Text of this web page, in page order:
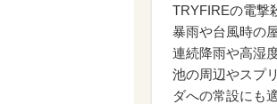
TRYFIREの電撃
暴雨や台風時の
連続降雨や高湿
池の周辺やスプ
ダへの常設にも